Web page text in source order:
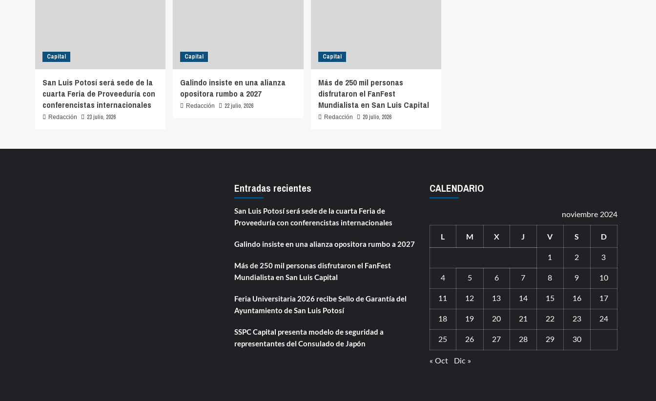
Capital
San Luis Potosí será sede de la
cuarta Feria de Proveeduría con
conferencistas internacionales
Redacción 23 julio, 2026
Capital
Galindo insiste en una alianza
opositora rumbo a 2027
Redacción 22 julio, 2026
Capital
Más de 250 mil personas
disfrutaron el FanFest
Mundialista en San Luis Capital
Redacción 20 julio, 2026
Entradas recientes
San Luis Potosí será sede de la cuarta Feria de
Proveeduría con conferencistas internacionales
Galindo insiste en una alianza opositora rumbo a 2027
Más de 250 mil personas disfrutaron el FanFest
Mundialista en San Luis Capital
Feria Universitaria 2026 recibe Sello de Garantía del
Ayuntamiento de San Luis Potosí
SSPC Capital presenta modelo de seguridad a
representantes del Consulado de Japón
CALENDARIO
noviembre 2024
L M X J V S D
1 2 3
4 5 6 7 8 9 10
11 12 13 14 15 16 17
18 19 20 21 22 23 24
25 26 27 28 29 30
« Oct Dic »